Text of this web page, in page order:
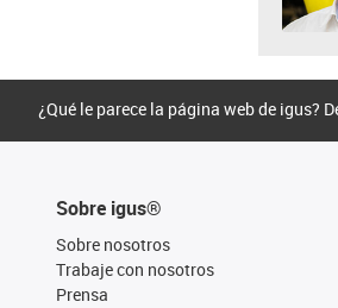
¿Qué le parece la página web de igus?
Sobre igus®
Sobre nosotros
Trabaje con nosotros
Prensa